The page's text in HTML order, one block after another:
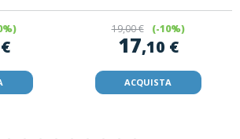
19,00 € (-10%)
17,10 €
ACQUISTA